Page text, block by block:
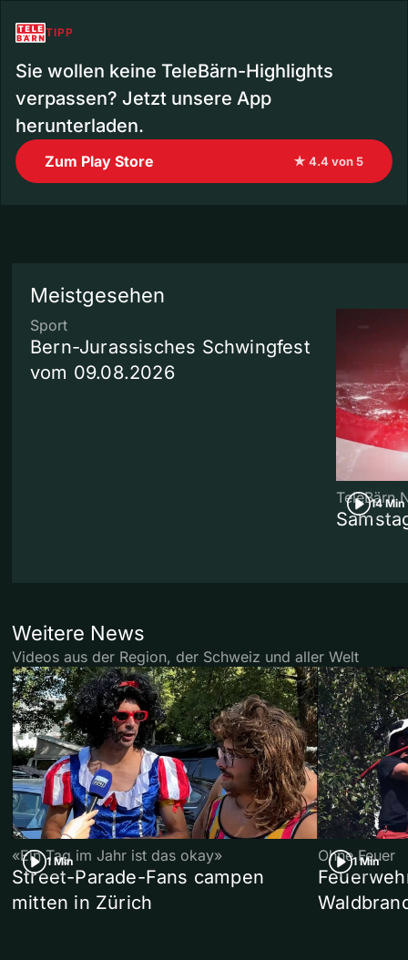
TIPP
Sie wollen keine TeleBärn-Highlights
verpassen? Jetzt unsere App
herunterladen.
Zum Play Store ★ 4.4 von 5
Meistgesehen
Sport
Bern-Jurassisches Schwingfest
vom 09.08.2026
14 Min
TeleBärn
Weitere News
Videos aus der Region, der Schweiz und aller Welt
1 Min
«Ein Tag im Jahr ist das okay»
Street-Parade-Fans campen
mitten in Zürich
1 Min
Ohne Feuer